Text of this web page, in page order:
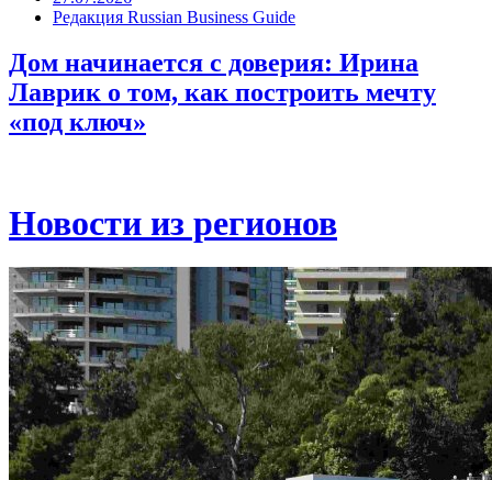
Редакция Russian Business Guide
Дом начинается с доверия: Ирина
Лаврик о том, как построить мечту
«под ключ»
Новости из регионов